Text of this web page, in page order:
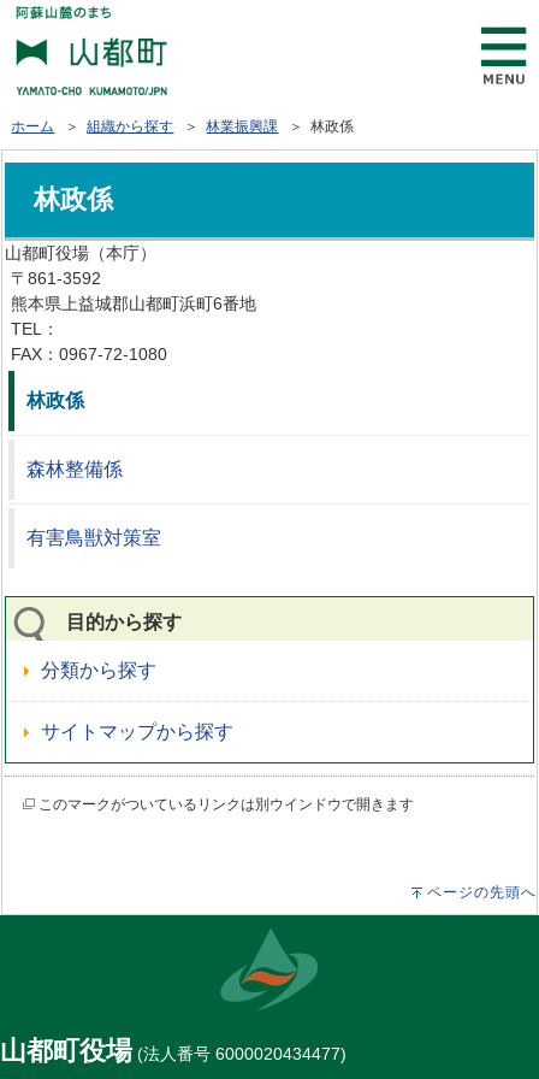
ホーム ＞組織から探す ＞林業振興課 ＞ 林政係
林政係
山都町役場（本庁）
〒861-3592
熊本県上益城郡山都町浜町6番地
TEL：
FAX：0967-72-1080
林政係
森林整備係
有害鳥獣対策室
目的から探す
分類から探す
サイトマップから探す
このマークがついているリンクは別ウインドウで開きます
ページの先頭へ
山都町役場(法人番号 6000020434477)